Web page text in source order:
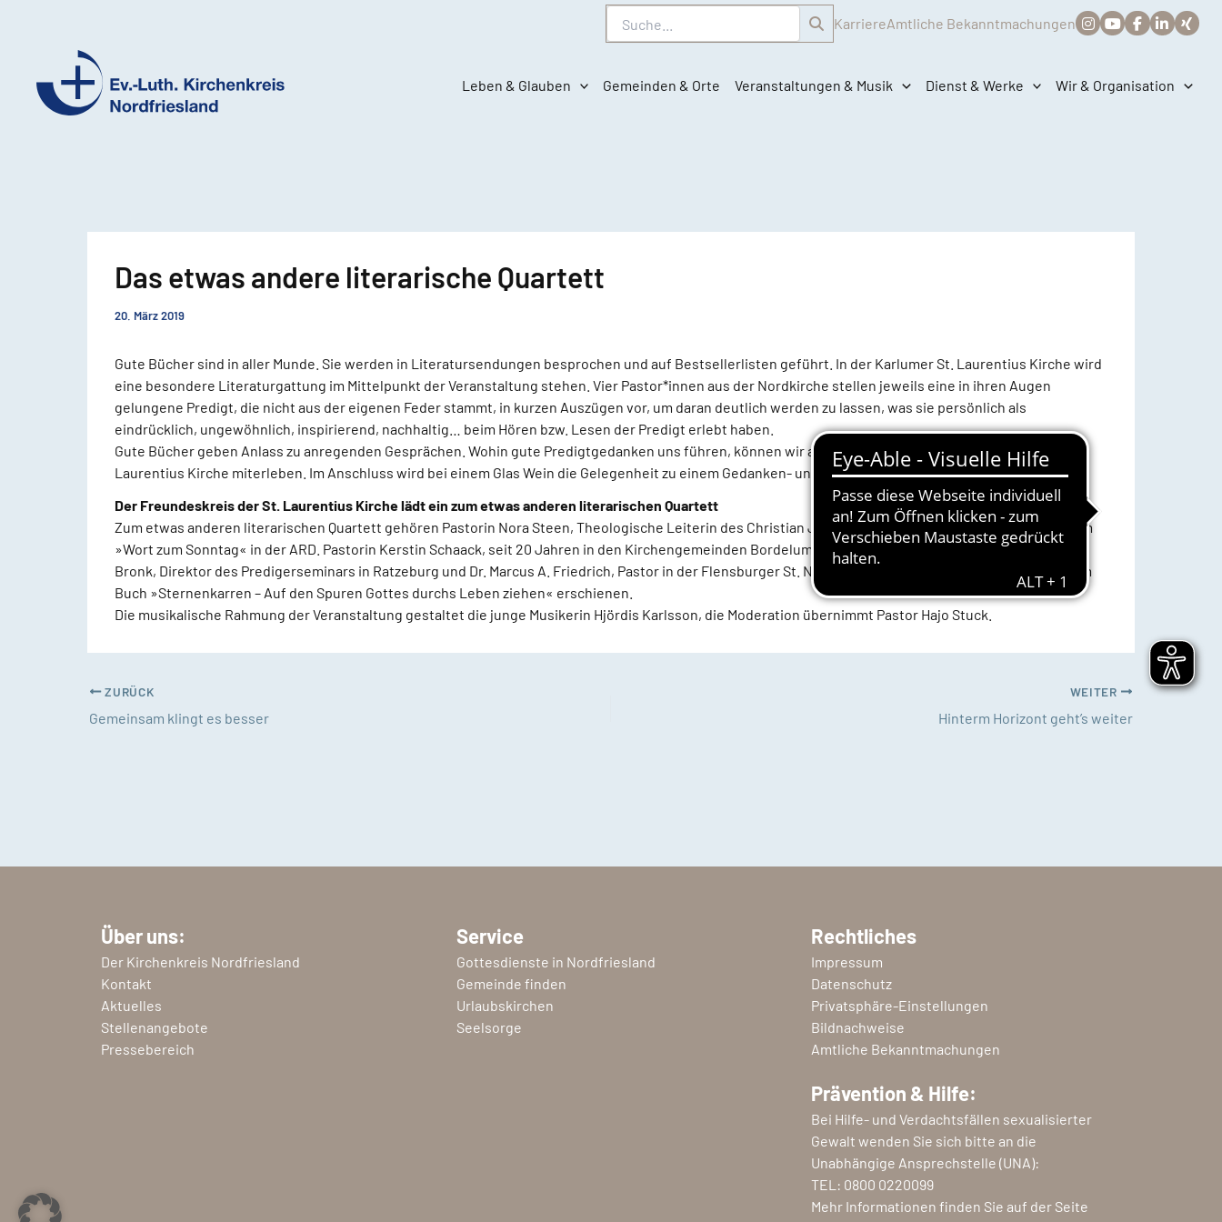
Suche KarriereAmtliche Bekanntmachungen
Ev.-
Leben & Glauben Gemeinden & Orte Veranstaltungen & Musik Dienst & Werke Wir & Organisation
Das etwas andere literarische Quartett
20. März 2019
Gute Bücher sind in aller Munde. Sie werden in Literatursendungen besprochen und auf Bestsellerlisten geführt. In der Karlumer St. Laurentius Kirche wird
eine besondere Literaturgattung im Mittelpunkt der Veranstaltung stehen. Vier Pastor*innen aus der Nordkirche stellen jeweils eine in ihren Augen
gelungene Predigt, die nicht aus der eigenen Feder stammt, in kurzen Auszügen vor, um daran deutlich werden zu lassen, was sie persönlich als
eindrücklich, ungewöhnlich, inspirierend, nachhaltig… beim Hören bzw. Lesen der Predigt erlebt haben.
Gute Bücher geben Anlass zu anregenden Gesprächen. Wohin gute Predigtgedanken uns führen, können wir am
31. März um 17 Uhrin der Karlumer St.
Laurentius Kirche miterleben. Im Anschluss wird bei einem Glas Wein die Gelegenheit zu einem Gedanken- und Predigtaustausch bestehen.
Der Freundeskreis der St. Laurentius Kirche lädt ein zum etwas anderen literarischen Quartett
Zum etwas anderen literarischen Quartett gehören Pastorin Nora Steen, Theologische Leiterin des Christian Jensen Kollegs in Breklum, bekannt aus dem
»Wort zum Sonntag« in der ARD. Pastorin Kerstin Schaack, seit 20 Jahren in den Kirchengemeinden Bordelum und Ockholm tätig, Pastor Dr. Kay-Ulrich
Bronk, Direktor des Predigerseminars in Ratzeburg und Dr. Marcus A. Friedrich, Pastor in der Flensburger St. Nikolai-Kirche. Seine Radioandachten sind im
Buch »Sternenkarren – Auf den Spuren Gottes durchs Leben ziehen« erschienen.
Die musikalische Rahmung der Veranstaltung gestaltet die junge Musikerin Hjördis Karlsson, die Moderation übernimmt Pastor Hajo Stuck.
ZURÜCK
Gemeinsam klingt es besser
WEITER
Hinterm Horizont geht’s weiter
Über uns:
Der Kirchenkreis Nordfriesland
Kontakt
Aktuelles
Stellenangebote
Pressebereich
Service
Gottesdienste in Nordfriesland
Gemeinde finden
Urlaubskirchen
Seelsorge
Rechtliches
Impressum
Datenschutz
Privatsphäre-Einstellungen
Bildnachweise
Amtliche Bekanntmachungen
Prävention & Hilfe:
Bei Hilfe- und Verdachtsfällen sexualisierter
Gewalt wenden Sie sich bitte an die
Unabhängige Ansprechstelle (UNA):
TEL: 0800 0220099
Mehr Informationen finden Sie auf der Seite